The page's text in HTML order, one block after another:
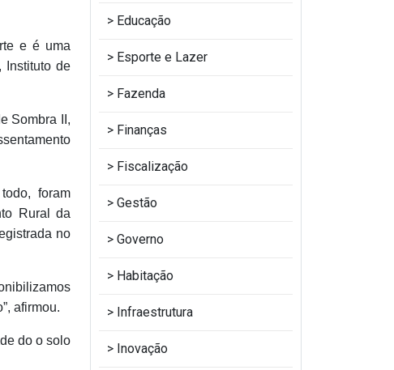
e é uma
Instituto de
Sombra II,
foram
Rural da
no
afirmou.
do o solo
Educação
Esporte e Lazer
Fazenda
Finanças
Fiscalização
Gestão
Governo
Habitação
Infraestrutura
Inovação